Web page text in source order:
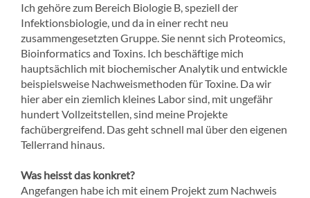
Ich gehöre zum Bereich Biologie B, speziell der
Infektionsbiologie, und da in einer recht neu
zusammengesetzten Gruppe. Sie nennt sich Proteomics,
Bioinformatics and Toxins. Ich beschäftige mich
hauptsächlich mit biochemischer Analytik und entwickle
beispielsweise Nachweismethoden für Toxine. Da wir
hier aber ein ziemlich kleines Labor sind, mit ungefähr
hundert Vollzeitstellen, sind meine Projekte
fachübergreifend. Das geht schnell mal über den eigenen
Tellerrand hinaus.
Was heisst das konkret?
Angefangen habe ich mit einem Projekt zum Nachweis